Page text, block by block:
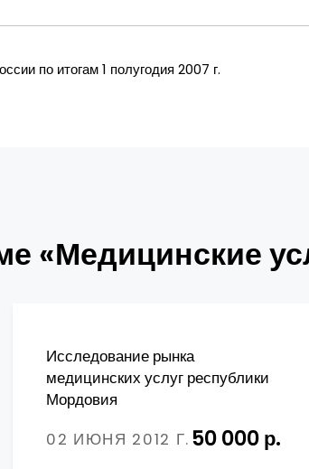
по итогам 1 полугодия 2007 г.
«Медицинские
Исследование рынка
медицинских услуг республики
Мордовия
02 ИЮНЯ 2012 Г. 50 000 р.